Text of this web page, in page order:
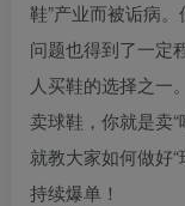
鞋”产业而被诟病
问题也得到了一定
人买鞋的选择之一
卖球鞋，你就是卖
就教大家如何做好
持续爆单！